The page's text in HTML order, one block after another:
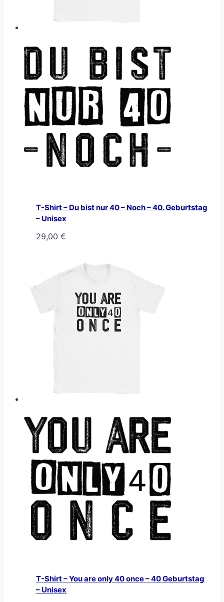
T-Shirt – Du bist nur 40 – Noch – 40. Geburtstag
– Unisex
29,00 €
T-Shirt – You are only 40 once – 40 Geburtstag
– Unisex